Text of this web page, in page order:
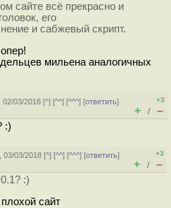
сайте всё прекрасно и
его
и сабжевый скрипт.
мильена аналогичных
02/03/2018 [^] [^^] [^^^] [ответить]
+3
+ / –
:)
03/03/2018 [^] [^^] [^^^] [ответить]
+3
+ / –
:)
сайт